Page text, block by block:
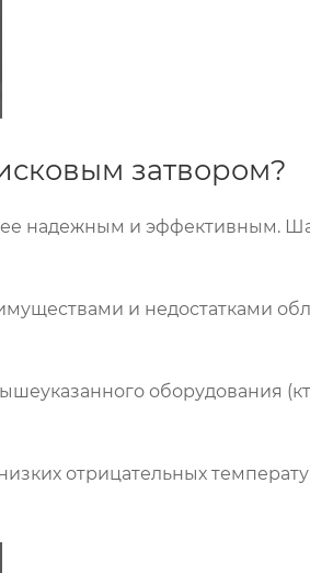
затвором?
надежным и эффективным.
и недостатками
оборудования
отрицательных